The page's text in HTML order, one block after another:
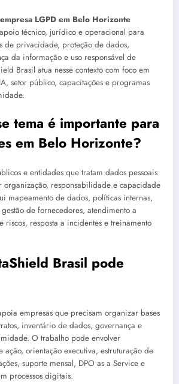
empresa LGPD em Belo Horizonte
técnico, jurídico e operacional para
de privacidade, proteção de dados,
da informação e uso responsável de
Brasil atua nesse contexto com foco em
setor público, capacitações e programas
tema é importante para
em Belo Horizonte?
e entidades que tratam dados pessoais
organização, responsabilidade e capacidade
mapeamento de dados, políticas internas,
de fornecedores, atendimento a
riscos, resposta a incidentes e treinamento
Brasil pode
empresas que precisam organizar bases
inventário de dados, governança e
O trabalho pode envolver
ação, orientação executiva, estruturação de
suporte mensal, DPO as a Service e
processos digitais.